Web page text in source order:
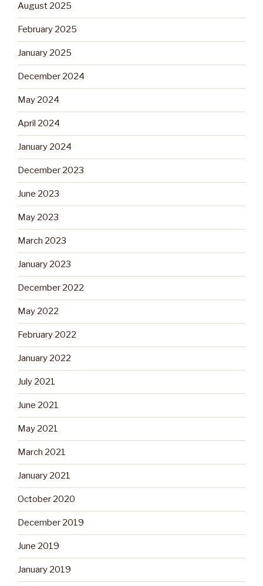
August 2025
February 2025
January 2025
December 2024
May 2024
April 2024
January 2024
December 2023
June 2023
May 2023
March 2023
January 2023
December 2022
May 2022
February 2022
January 2022
July 2021
June 2021
May 2021
March 2021
January 2021
October 2020
December 2019
June 2019
January 2019